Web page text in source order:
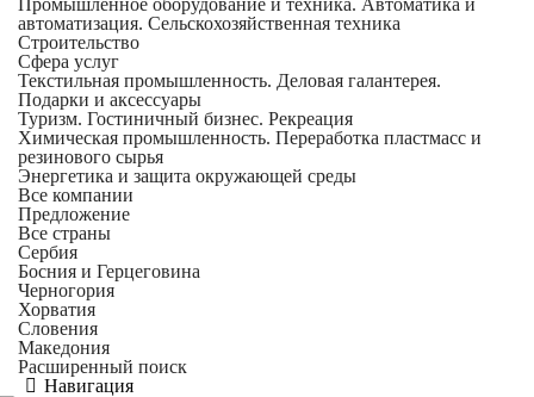
Промышленное оборудование и техника. Автоматика и
автоматизация. Сельскохозяйственная техника
Строительство
Сфера услуг
Текстильная промышленность. Деловая галантерея.
Подарки и аксессуары
Туризм. Гостиничный бизнес. Рекреация
Химическая промышленность. Переработка пластмасс и
резинового сырья
Энергетика и защита окружающей среды
Все компании
Предложение
Все страны
Сербия
Босния и Герцеговина
Черногория
Хорватия
Словения
Македония
Расширенный поиск
Навигация